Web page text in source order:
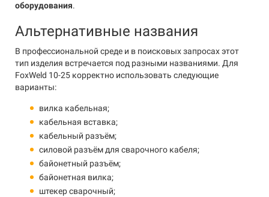
оборудования.
Альтернативные названия
В профессиональной среде и в поисковых запросах этот
тип изделия встречается под разными названиями. Для
FoxWeld 10-25 корректно использовать следующие
варианты:
вилка кабельная;
кабельная вставка;
кабельный разъём;
силовой разъём для сварочного кабеля;
байонетный разъём;
байонетная вилка;
штекер сварочный;